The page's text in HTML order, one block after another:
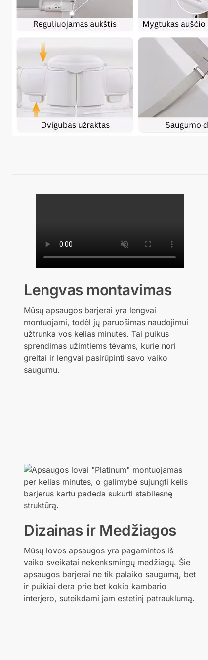
Lengvas montavimas
Mūsų apsaugos barjerai yra lengvai
montuojami, todėl jų paruošimas naudojimui
užtrunka vos kelias minutes. Tai puikus
sprendimas užimtiems tėvams, kurie nori
greitai ir lengvai pasirūpinti savo vaiko
saugumu.
Dizainas ir Medžiagos
Mūsų lovos apsaugos yra pagamintos iš
vaiko sveikatai nekenksmingų medžiagų. Šie
apsaugos barjerai ne tik palaiko saugumą, bet
ir puikiai dera prie bet kokio kambario
interjero, suteikdami jam estetinį patrauklumą.